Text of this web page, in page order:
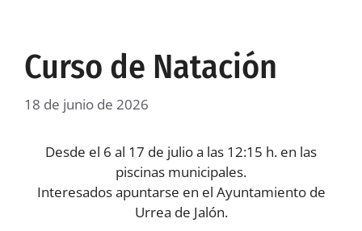
Curso de Natación
18 de junio de 2026
Desde el 6 al 17 de julio a las 12:15 h. en las
piscinas municipales.
Interesados apuntarse en el Ayuntamiento de
Urrea de Jalón.